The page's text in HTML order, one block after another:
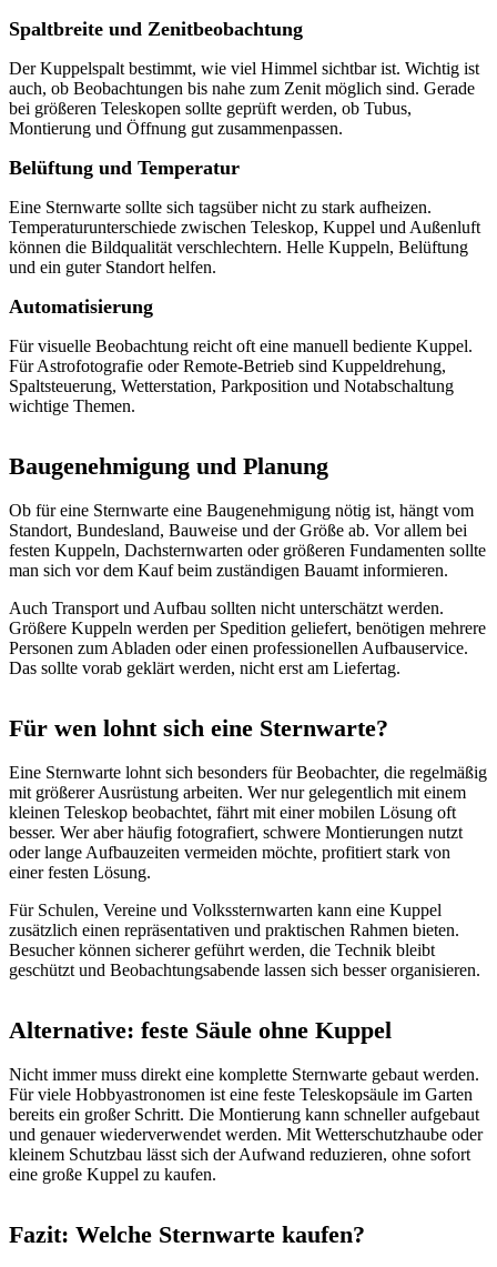
Spaltbreite und Zenitbeobachtung
Der Kuppelspalt bestimmt, wie viel Himmel sichtbar ist. Wichtig ist
auch, ob Beobachtungen bis nahe zum Zenit möglich sind. Gerade
bei größeren Teleskopen sollte geprüft werden, ob Tubus,
Montierung und Öffnung gut zusammenpassen.
Belüftung und Temperatur
Eine Sternwarte sollte sich tagsüber nicht zu stark aufheizen.
Temperaturunterschiede zwischen Teleskop, Kuppel und Außenluft
können die Bildqualität verschlechtern. Helle Kuppeln, Belüftung
und ein guter Standort helfen.
Automatisierung
Für visuelle Beobachtung reicht oft eine manuell bediente Kuppel.
Für Astrofotografie oder Remote-Betrieb sind Kuppeldrehung,
Spaltsteuerung, Wetterstation, Parkposition und Notabschaltung
wichtige Themen.
Baugenehmigung und Planung
Ob für eine Sternwarte eine Baugenehmigung nötig ist, hängt vom
Standort, Bundesland, Bauweise und der Größe ab. Vor allem bei
festen Kuppeln, Dachsternwarten oder größeren Fundamenten sollte
man sich vor dem Kauf beim zuständigen Bauamt informieren.
Auch Transport und Aufbau sollten nicht unterschätzt werden.
Größere Kuppeln werden per Spedition geliefert, benötigen mehrere
Personen zum Abladen oder einen professionellen Aufbauservice.
Das sollte vorab geklärt werden, nicht erst am Liefertag.
Für wen lohnt sich eine Sternwarte?
Eine Sternwarte lohnt sich besonders für Beobachter, die regelmäßig
mit größerer Ausrüstung arbeiten. Wer nur gelegentlich mit einem
kleinen Teleskop beobachtet, fährt mit einer mobilen Lösung oft
besser. Wer aber häufig fotografiert, schwere Montierungen nutzt
oder lange Aufbauzeiten vermeiden möchte, profitiert stark von
einer festen Lösung.
Für Schulen, Vereine und Volkssternwarten kann eine Kuppel
zusätzlich einen repräsentativen und praktischen Rahmen bieten.
Besucher können sicherer geführt werden, die Technik bleibt
geschützt und Beobachtungsabende lassen sich besser organisieren.
Alternative: feste Säule ohne Kuppel
Nicht immer muss direkt eine komplette Sternwarte gebaut werden.
Für viele Hobbyastronomen ist eine feste Teleskopsäule im Garten
bereits ein großer Schritt. Die Montierung kann schneller aufgebaut
und genauer wiederverwendet werden. Mit Wetterschutzhaube oder
kleinem Schutzbau lässt sich der Aufwand reduzieren, ohne sofort
eine große Kuppel zu kaufen.
Fazit: Welche Sternwarte kaufen?